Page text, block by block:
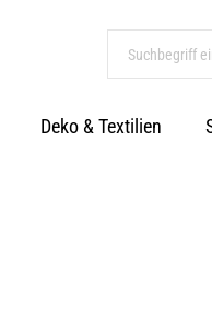
Deko & Textilien